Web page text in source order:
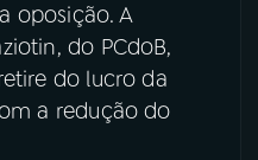
oposição. A
do PCdoB,
do lucro da
a redução do